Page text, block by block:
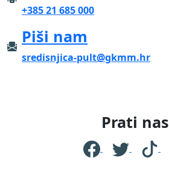
+385 21 685 000
Piši nam
sredisnjica-pult@gkmm.hr
Prati nas